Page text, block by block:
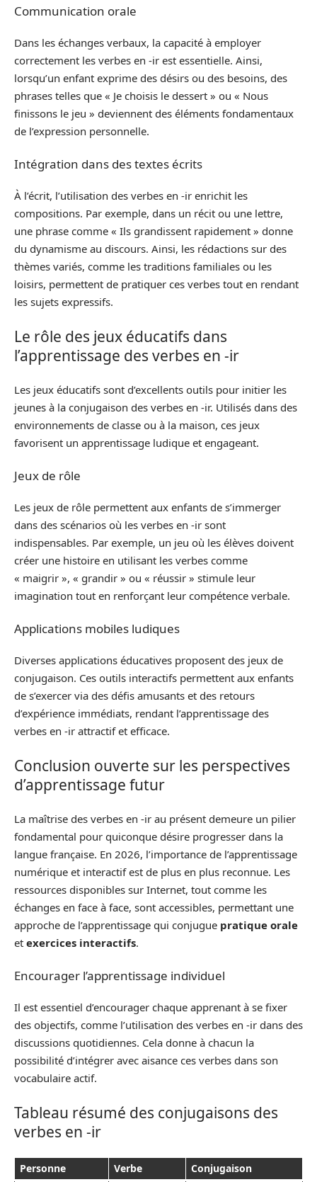
Communication orale
Dans les échanges verbaux, la capacité à employer
correctement les verbes en -ir est essentielle. Ainsi,
lorsqu’un enfant exprime des désirs ou des besoins, des
phrases telles que « Je choisis le dessert » ou « Nous
finissons le jeu » deviennent des éléments fondamentaux
de l’expression personnelle.
Intégration dans des textes écrits
À l’écrit, l’utilisation des verbes en -ir enrichit les
compositions. Par exemple, dans un récit ou une lettre,
une phrase comme « Ils grandissent rapidement » donne
du dynamisme au discours. Ainsi, les rédactions sur des
thèmes variés, comme les traditions familiales ou les
loisirs, permettent de pratiquer ces verbes tout en rendant
les sujets expressifs.
Le rôle des jeux éducatifs dans
l’apprentissage des verbes en -ir
Les jeux éducatifs sont d’excellents outils pour initier les
jeunes à la conjugaison des verbes en -ir. Utilisés dans des
environnements de classe ou à la maison, ces jeux
favorisent un apprentissage ludique et engageant.
Jeux de rôle
Les jeux de rôle permettent aux enfants de s’immerger
dans des scénarios où les verbes en -ir sont
indispensables. Par exemple, un jeu où les élèves doivent
créer une histoire en utilisant les verbes comme
« maigrir », « grandir » ou « réussir » stimule leur
imagination tout en renforçant leur compétence verbale.
Applications mobiles ludiques
Diverses applications éducatives proposent des jeux de
conjugaison. Ces outils interactifs permettent aux enfants
de s’exercer via des défis amusants et des retours
d’expérience immédiats, rendant l’apprentissage des
verbes en -ir attractif et efficace.
Conclusion ouverte sur les perspectives
d’apprentissage futur
La maîtrise des verbes en -ir au présent demeure un pilier
fondamental pour quiconque désire progresser dans la
langue française. En 2026, l’importance de l’apprentissage
numérique et interactif est de plus en plus reconnue. Les
ressources disponibles sur Internet, tout comme les
échanges en face à face, sont accessibles, permettant une
approche de l’apprentissage qui conjugue pratique orale
et exercices interactifs.
Encourager l’apprentissage individuel
Il est essentiel d’encourager chaque apprenant à se fixer
des objectifs, comme l’utilisation des verbes en -ir dans des
discussions quotidiennes. Cela donne à chacun la
possibilité d’intégrer avec aisance ces verbes dans son
vocabulaire actif.
Tableau résumé des conjugaisons des
verbes en -ir
Personne Verbe Conjugaison